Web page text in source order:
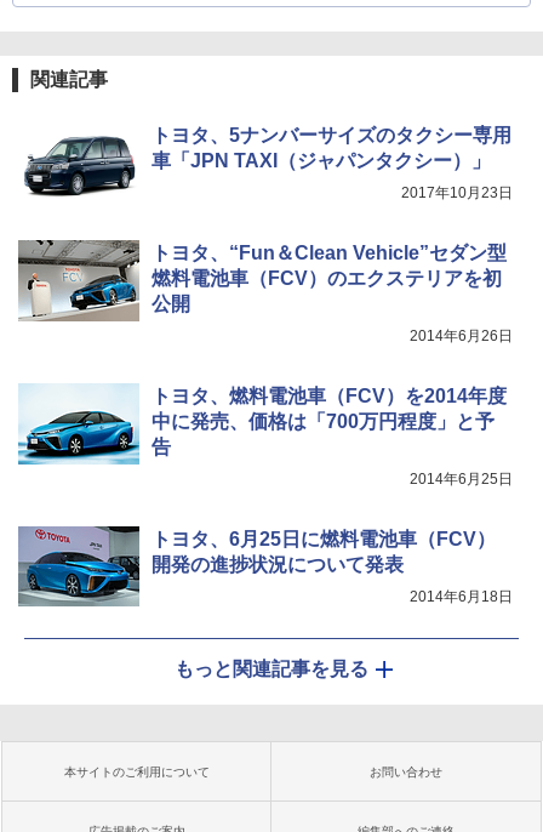
関連記事
トヨタ、5ナンバーサイズのタクシー専用
車「JPN TAXI（ジャパンタクシー）」
2017年10月23日
トヨタ、“Fun＆Clean Vehicle”セダン型
燃料電池車（FCV）のエクステリアを初
公開
2014年6月26日
トヨタ、燃料電池車（FCV）を2014年度
中に発売、価格は「700万円程度」と予
告
2014年6月25日
トヨタ、6月25日に燃料電池車（FCV）
開発の進捗状況について発表
2014年6月18日
もっと関連記事を見る
本サイトのご利用について お問い合わせ